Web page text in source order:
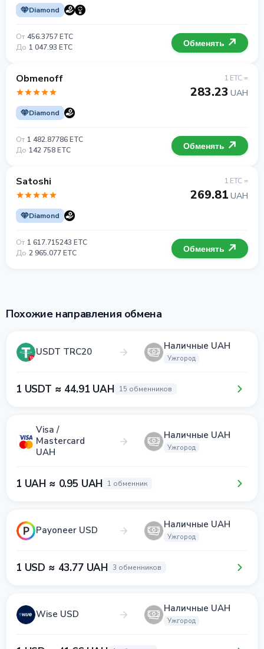
Diamond
От 456.3757 ETC
До 1 047.93 ETC Обменять
Obmenoff
Diamond
1 ETC =
283.23 UAH
От 1 482.87786 ETC
До 142 758 ETC Обменять
Satoshi
Diamond
1 ETC =
269.81 UAH
От 1 617.715243 ETC
До 2 965.077 ETC Обменять
Похожие направления обмена
USDT TRC20 Наличные UAH
Ужгород
1 USDT ≈ 44.91 UAH 15 обменников
Visa /
Mastercard
UAH
Наличные UAH
Ужгород
1 UAH ≈ 0.95 UAH 1 обменник
Payoneer USD Наличные UAH
Ужгород
1 USD ≈ 43.77 UAH 3 обменников
Wise USD Наличные UAH
Ужгород